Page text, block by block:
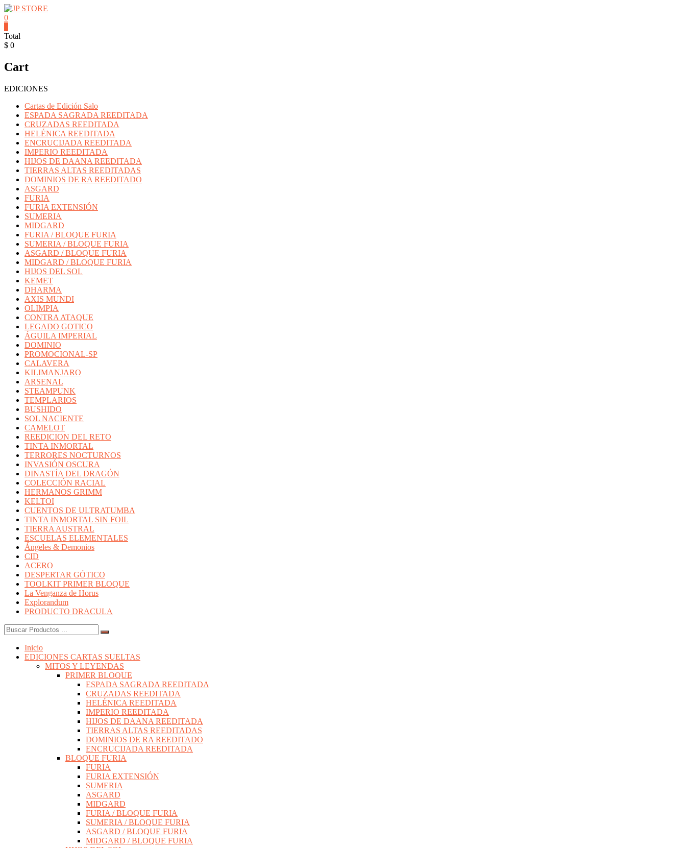
Saltar
contenido
STORE
al
de
Mitos
Leyendas
Productos
Pokemon
0
Total
$ 0
Cart
EDICIONES
Cartas de Edición Salo
ESPADA SAGRADA REEDITADA
CRUZADAS REEDITADA
HELÉNICA REEDITADA
ENCRUCIJADA REEDITADA
IMPERIO REEDITADA
HIJOS DE DAANA REEDITADA
TIERRAS ALTAS REEDITADAS
DOMINIOS DE RA REEDITADO
ASGARD
FURIA
FURIA EXTENSIÓN
SUMERIA
MIDGARD
FURIA / BLOQUE FURIA
SUMERIA / BLOQUE FURIA
ASGARD / BLOQUE FURIA
MIDGARD / BLOQUE FURIA
HIJOS DEL SOL
KEMET
DHARMA
AXIS MUNDI
OLIMPIA
CONTRA ATAQUE
LEGADO GOTICO
ÁGUILA IMPERIAL
DOMINIO
PROMOCIONAL-SP
CALAVERA
KILIMANJARO
ARSENAL
STEAMPUNK
TEMPLARIOS
BUSHIDO
SOL NACIENTE
CAMELOT
REEDICION DEL RETO
TINTA INMORTAL
TERRORES NOCTURNOS
INVASIÓN OSCURA
DINASTÍA DEL DRAGÓN
COLECCIÓN RACIAL
HERMANOS GRIMM
KELTOI
CUENTOS DE ULTRATUMBA
TINTA INMORTAL SIN FOIL
TIERRA AUSTRAL
ESCUELAS ELEMENTALES
Ángeles & Demonios
CID
ACERO
DESPERTAR GÓTICO
TOOLKIT PRIMER BLOQUE
La Venganza de Horus
Explorandum
PRODUCTO DRACULA
Buscar:
Inicio
EDICIONES CARTAS SUELTAS
MITOS Y LEYENDAS
PRIMER BLOQUE
ESPADA SAGRADA REEDITADA
CRUZADAS REEDITADA
HELÉNICA REEDITADA
IMPERIO REEDITADA
HIJOS DE DAANA REEDITADA
TIERRAS ALTAS REEDITADAS
DOMINIOS DE RA REEDITADO
ENCRUCIJADA REEDITADA
BLOQUE FURIA
FURIA
FURIA EXTENSIÓN
SUMERIA
ASGARD
MIDGARD
FURIA / BLOQUE FURIA
SUMERIA / BLOQUE FURIA
ASGARD / BLOQUE FURIA
MIDGARD / BLOQUE FURIA